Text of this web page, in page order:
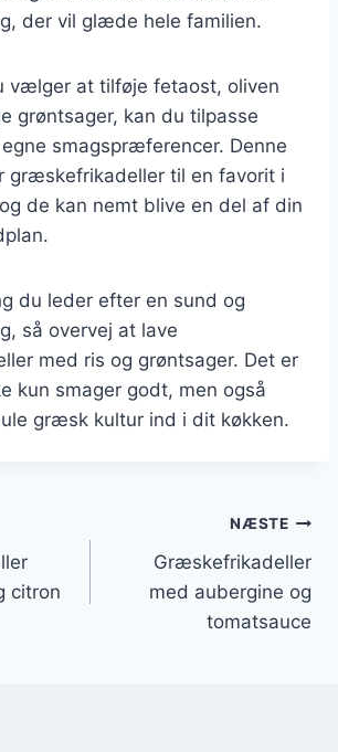
der vil glæde hele familien.
vælger at tilføje fetaost, oliven
grøntsager, kan du tilpasse
smagspræferencer. Denne
græskefrikadeller til en favorit i
de kan nemt blive en del af din
du leder efter en sund og
så overvej at lave
med ris og grøntsager. Det er
kun smager godt, men også
græsk kultur ind i dit køkken.
citron
NÆSTE
Græskefrikadeller
med aubergine og
tomatsauce